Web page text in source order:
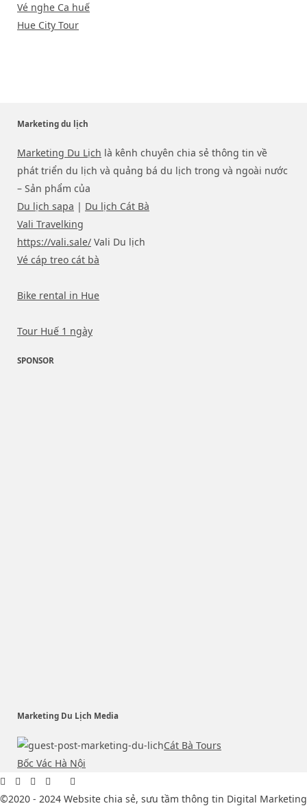
Vé nghe Ca huế
Hue City Tour
Marketing du lịch
Marketing Du Lịch là kênh chuyên chia sẻ thông tin về
phát triển du lịch và quảng bá du lịch trong và ngoài nước
– Sản phẩm của
Du lịch sapa | Du lịch Cát Bà
Vali Travelking
https://vali.sale/ Vali Du lịch
Vé cáp treo cát bà
Bike rental in Hue
Tour Huế 1 ngày
SPONSOR
Marketing Du Lịch Media
Cát Bà Tours
Bốc Vác Hà Nội
©2020 - 2024 Website chia sẻ, sưu tầm thông tin Digital Marketing